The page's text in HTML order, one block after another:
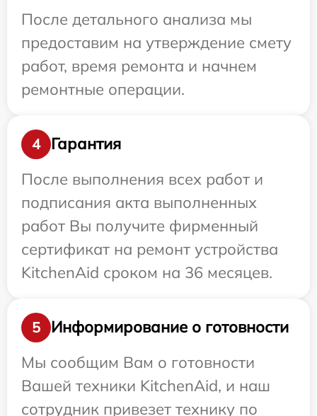
После детального анализа мы
предоставим на утверждение смету
работ, время ремонта и начнем
ремонтные операции.
4
Гарантия
После выполнения всех работ и
подписания акта выполненных
работ Вы получите фирменный
сертификат на ремонт устройства
KitchenAid сроком на 36 месяцев.
5
Информирование о готовности
Мы сообщим Вам о готовности
Вашей техники KitchenAid, и наш
сотрудник привезет технику по